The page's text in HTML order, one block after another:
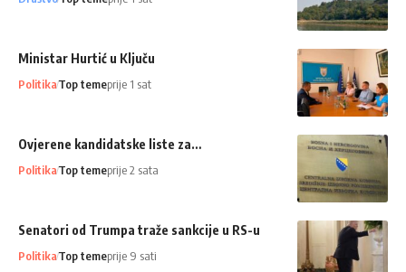
Ministar Hurtić u Ključu
PolitikaTop temeprije 1 sat
Ovjerene kandidatske liste za…
PolitikaTop temeprije 2 sata
Senatori od Trumpa traže sankcije u RS-u
PolitikaTop temeprije 9 sati